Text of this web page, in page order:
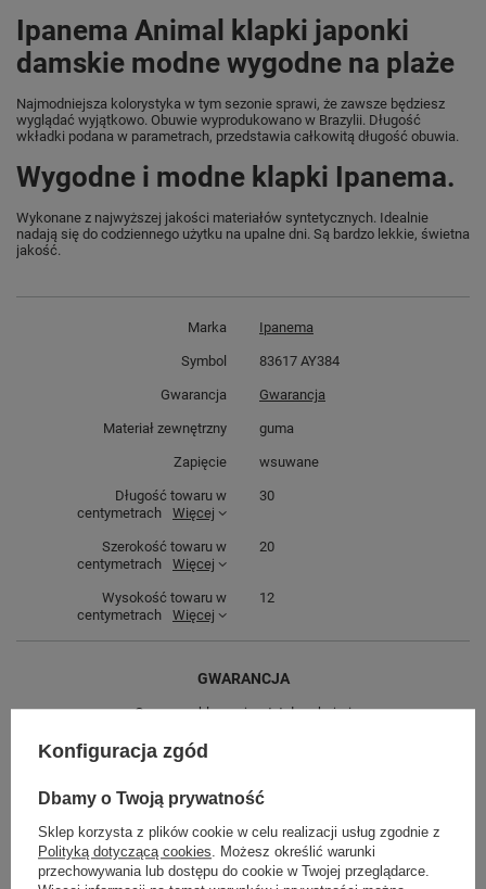
Ipanema Animal klapki japonki
damskie modne wygodne na plaże
Najmodniejsza kolorystyka w tym sezonie sprawi, że zawsze będziesz
wyglądać wyjątkowo. Obuwie wyprodukowano w Brazylii. Długość
wkładki podana w parametrach, przedstawia całkowitą długość obuwia.
Wygodne i modne klapki Ipanema.
Wykonane z najwyższej jakości materiałów syntetycznych. Idealnie
nadają się do codziennego użytku na upalne dni. Są bardzo lekkie, świetna
jakość.
Marka Ipanema
Symbol 83617 AY384
Gwarancja Gwarancja
Materiał zewnętrzny guma
Zapięcie wsuwane
Długość towaru w
centymetrach
Więcej
30
Szerokość towaru w
centymetrach
Więcej
20
Wysokość towaru w
centymetrach
Więcej
12
GWARANCJA
Czas na reklamację z tytułu rękojmi
rękojmia wyłączona dla przedsiębiorców
Adres do reklamacji
Kościuszki 27b
Polska
Konfiguracja zgód
Dbamy o Twoją prywatność
Sklep korzysta z plików cookie w celu realizacji usług zgodnie z
Polityką dotyczącą cookies. Możesz określić warunki
przechowywania lub dostępu do cookie w Twojej przeglądarce.